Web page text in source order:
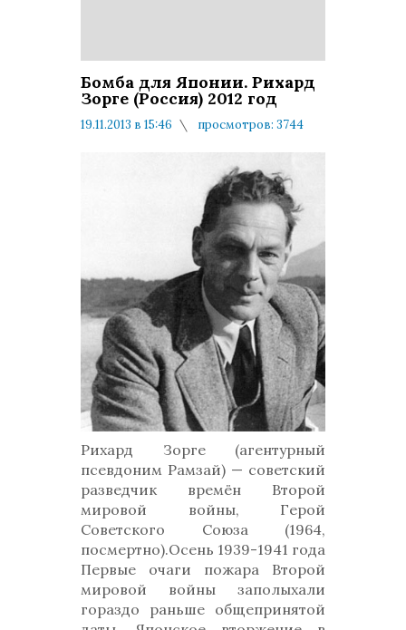
Бомба для Японии. Рихард
Зорге (Россия) 2012 год
19.11.2013 в 15:46
просмотров: 3744
Рихард Зорге (агентурный
псевдоним Рамзай) — советский
разведчик времён Второй
мировой войны, Герой
Советского Союза (1964,
посмертно).Осень 1939-1941 года
Первые очаги пожара Второй
мировой войны заполыхали
гораздо раньше общепринятой